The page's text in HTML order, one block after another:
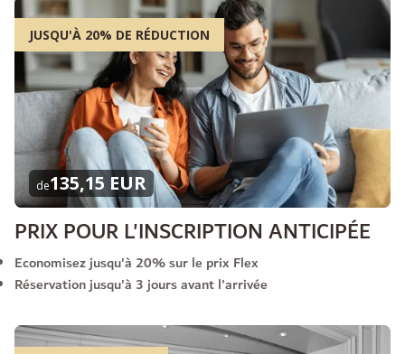
JUSQU'À 20% DE RÉDUCTION
de135,15 EUR
PRIX POUR L'INSCRIPTION ANTICIPÉE
Economisez jusqu'à 20% sur le prix Flex
Réservation jusqu'à 3 jours avant l'arrivée